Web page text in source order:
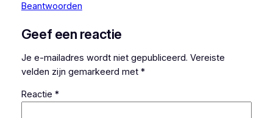
Beantwoorden
Geef een reactie
Je e-mailadres wordt niet gepubliceerd. Vereiste
velden zijn gemarkeerd met *
Reactie *